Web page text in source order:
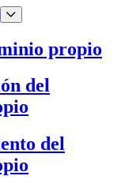
propio
del
del